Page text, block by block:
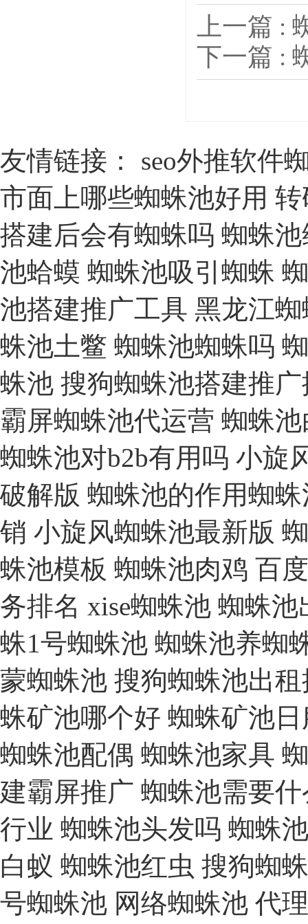
上一篇 :
下一篇 :
友情链接： seo外推软件
市面上哪些蜘蛛池好用 转
搭建后会有蜘蛛吗 蜘蛛
池蛤蟆 蜘蛛池吸引蜘蛛
池搭建推广工具 黑龙江
蛛池土鳖 蜘蛛池蜘蛛吗
蛛池 搜狗蜘蛛池搭建推
霸屏蜘蛛池代运营 蜘蛛
蜘蛛池对b2b有用吗 小旋
破解版 蜘蛛池的作用蜘
销 小旋风蜘蛛池最新版
蛛池模板 蜘蛛池肉鸡 百
务排名 xise蜘蛛池 蜘蛛池
蛛1号蜘蛛池 蜘蛛池养蜘
蒙蜘蛛池 搜狗蜘蛛池出
蛛矿池哪个好 蜘蛛矿池
蜘蛛池配偶 蜘蛛池家具
建霸屏推广 蜘蛛池需要
行业 蜘蛛池头发吗 蜘蛛
白蚁 蜘蛛池红虫 搜狗蜘
号蜘蛛池 网络蜘蛛池 代